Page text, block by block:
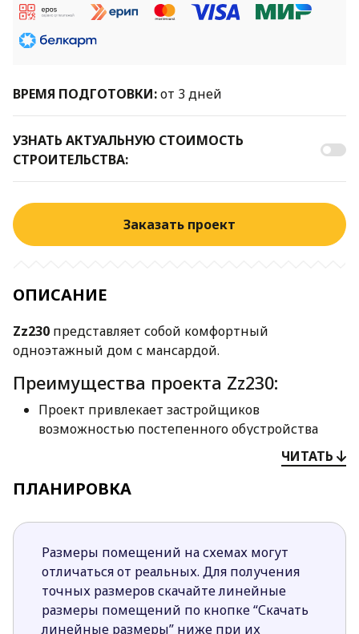
ВРЕМЯ ПОДГОТОВКИ:от 3 дней
УЗНАТЬ АКТУАЛЬНУЮ СТОИМОСТЬ
СТРОИТЕЛЬСТВА:
Заказать проект
ОПИСАНИЕ
Zz230 представляет собой комфортный
одноэтажный дом с мансардой.
Преимущества проекта Zz230:
Проект привлекает застройщиков
возможностью постепенного обустройства
Комфортное ежедневное использование
пространства обеспечено грамотной и
просторны и хорошо освещены.
В доме соблюдено четкое разделение
пространства на зоны.
Дневная зона характеризуется открытой
планировкой и наличием второго света.
В гостиной под лестничной конструкцией
ЧИТАТЬ
ПЛАНИРОВКА
Размеры помещений на схемах могут
отличаться от реальных. Для получения
точных размеров скачайте линейные
размеры помещений по кнопке “Скачать
линейные размеры” ниже при их